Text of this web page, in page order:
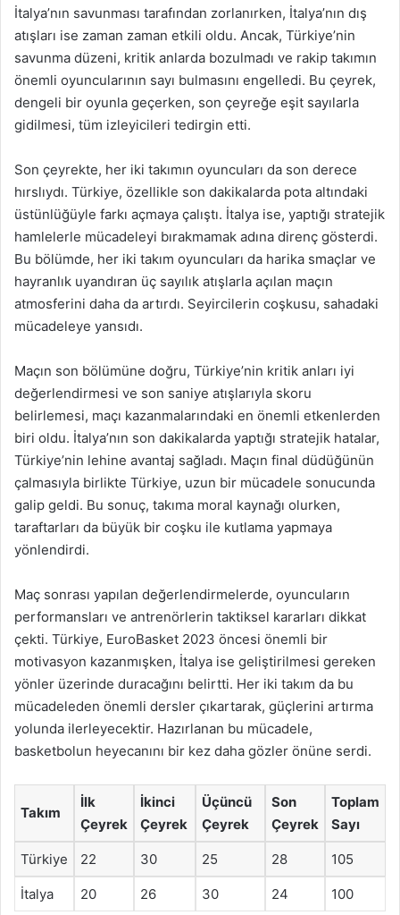
İtalya’nın savunması tarafından zorlanırken, İtalya’nın dış
atışları ise zaman zaman etkili oldu. Ancak, Türkiye’nin
savunma düzeni, kritik anlarda bozulmadı ve rakip takımın
önemli oyuncularının sayı bulmasını engelledi. Bu çeyrek,
dengeli bir oyunla geçerken, son çeyreğe eşit sayılarla
gidilmesi, tüm izleyicileri tedirgin etti.
Son çeyrekte, her iki takımın oyuncuları da son derece
hırslıydı. Türkiye, özellikle son dakikalarda pota altındaki
üstünlüğüyle farkı açmaya çalıştı. İtalya ise, yaptığı stratejik
hamlelerle mücadeleyi bırakmamak adına direnç gösterdi.
Bu bölümde, her iki takım oyuncuları da harika smaçlar ve
hayranlık uyandıran üç sayılık atışlarla açılan maçın
atmosferini daha da artırdı. Seyircilerin coşkusu, sahadaki
mücadeleye yansıdı.
Maçın son bölümüne doğru, Türkiye’nin kritik anları iyi
değerlendirmesi ve son saniye atışlarıyla skoru
belirlemesi, maçı kazanmalarındaki en önemli etkenlerden
biri oldu. İtalya’nın son dakikalarda yaptığı stratejik hatalar,
Türkiye’nin lehine avantaj sağladı. Maçın final düdüğünün
çalmasıyla birlikte Türkiye, uzun bir mücadele sonucunda
galip geldi. Bu sonuç, takıma moral kaynağı olurken,
taraftarları da büyük bir coşku ile kutlama yapmaya
yönlendirdi.
Maç sonrası yapılan değerlendirmelerde, oyuncuların
performansları ve antrenörlerin taktiksel kararları dikkat
çekti. Türkiye, EuroBasket 2023 öncesi önemli bir
motivasyon kazanmışken, İtalya ise geliştirilmesi gereken
yönler üzerinde duracağını belirtti. Her iki takım da bu
mücadeleden önemli dersler çıkartarak, güçlerini artırma
yolunda ilerleyecektir. Hazırlanan bu mücadele,
basketbolun heyecanını bir kez daha gözler önüne serdi.
Takım
İlk
Çeyrek
İkinci
Çeyrek
Üçüncü
Çeyrek
Son
Çeyrek
Toplam
Sayı
Türkiye 22 30 25 28 105
İtalya 20 26 30 24 100